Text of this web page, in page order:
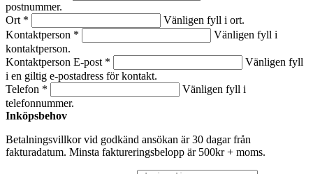
postnummer.
Ort *
Vänligen fyll i ort.
Kontaktperson *
Vänligen fyll i
kontaktperson.
Kontaktperson E-post *
Vänligen fyll
i en giltig e-postadress för kontakt.
Telefon *
Vänligen fyll i
telefonnummer.
Inköpsbehov
Betalningsvillkor vid godkänd ansökan är 30 dagar från
fakturadatum. Minsta faktureringsbelopp är 500kr + moms.